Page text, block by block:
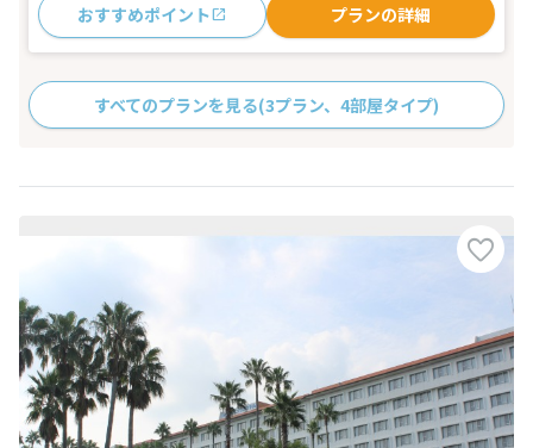
おすすめポイント プランの詳細
すべてのプランを見る(3プラン、4部屋タイプ)